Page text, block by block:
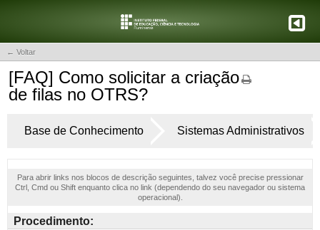
← Voltar
[FAQ] Como solicitar a criação
de filas no OTRS?
Base de Conhecimento Sistemas Administrativos
Para abrir links nos blocos de descrição seguintes, talvez você precise pressionar
Ctrl, Cmd ou Shift enquanto clica no link (dependendo do seu navegador ou sistema
operacional).
Procedimento: